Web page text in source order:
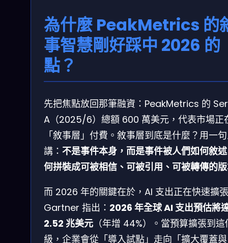
為什麼 PeakMetrics 的
事智慧剛好踩中 2026 的
點？
先把焦點放回那筆融資：PeakMetrics 的
A（2025/6）總額 600 萬美元，代表市場正
「敘事層」付費。敘事層到底是什麼？用一
講： 不是事件本身，而是事件被人們如何敘
何拼裝成可被相信、可被引用、可被轉傳的
而 2026 年的關鍵在於，AI 支出正在快速擴
Gartner 指出： 2026 年全球 AI 支出預估將
2.52 兆美元 （年增 44%）。當預算擴張到
級，企業會從「導入試點」走向「擴大覆蓋